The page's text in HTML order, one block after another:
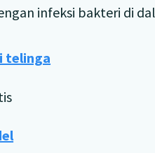
infeksi bakteri di
telinga